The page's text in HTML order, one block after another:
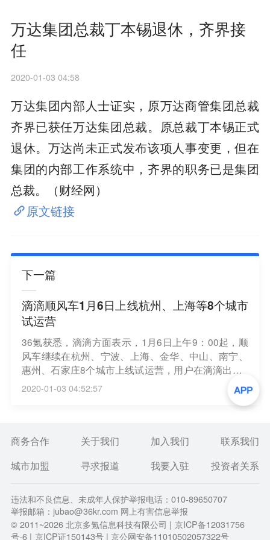
万达集团总裁丁本锡退休，齐界接
任
2020-01-03 04:58
万达集团内部人士证实，原万达商管集团总裁
齐界已获任万达集团总裁。原总裁丁本锡正式
退休。万达尚未正式发布该项人事变更，但在
集团的内部工作系统中，齐界的职务已是集团
总裁。（财经网）
原文链接
下一篇
滴滴顺风车1月6日上线杭州、上海等8个城市
试运营
36氪获悉，滴滴方面表示，1月6日上午9：00起，顺
风车继续在杭州、宁波、上海、金华、中山、南宁、
惠州、石家庄8个城市上线试运营，用户在滴滴出行A
pp等官方渠道完成安全任务后，方可使用顺风车服
务。试运营期间，滴滴顺风车首先提供5：00-20：0
0，市内（50公里以内）的顺风车平台服务，并不收
2020-01-03 04:52:57
商务合作 关于我们 加入我们
联系我们
城市加盟
寻求报道 我要入驻 投资者关系
违法和不良信息、未成年人保护举报电话：010-89650707
举报邮箱：jubao@36kr.com 网上有害信息举报
© 2011~2026北京多氪信息科技有限公司 | 京ICP备12031756
号-6 | 京ICP证150143号 | 京公网安备11010502057322号